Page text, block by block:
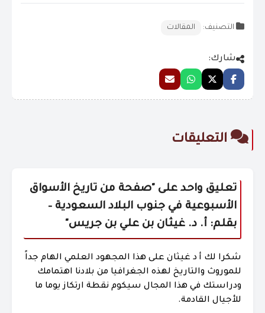
التصنيف: المقالات
شارك:
التعليقات
تعليق واحد على "صفحة من تاريخ الأسواق
الأسبوعية في جنوب البلاد السعودية –
بقلم: أ. د. غيثان بن علي بن جريس"
شكرا لك أ د غيثان على هذا المجهود العلمي الهام جداً
للموروث والتاريخ لهذه الجغرافيا من بلادنا اهتمامك
ودراستك في هذا المجال سيكوم نقطة ارتكاز يوما ما
للأجيال القادمة.